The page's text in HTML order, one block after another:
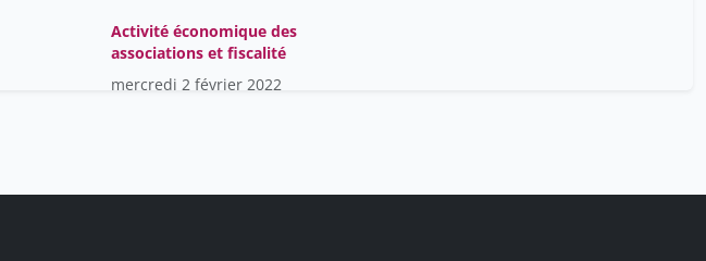
Sooter Nina Marie 8
Activité économique des
associations et fiscalité
mercredi 2 février 2022